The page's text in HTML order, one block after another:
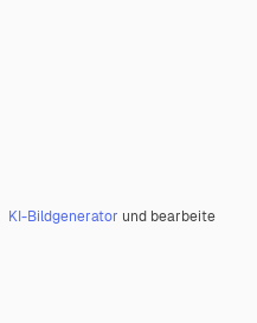
KI-Bildgenerator und bearbeite